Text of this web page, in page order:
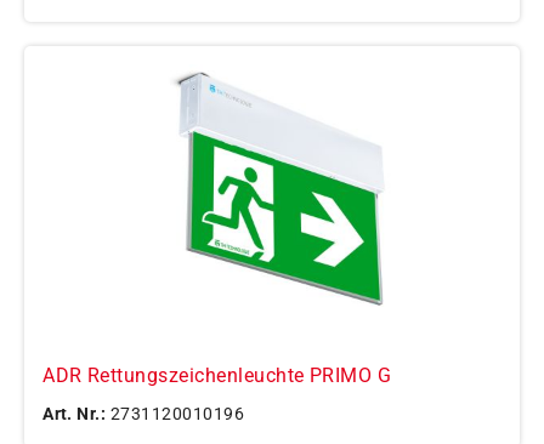
ADR Rettungszeichenleuchte PRIMO G
Art. Nr.: 2731120010196